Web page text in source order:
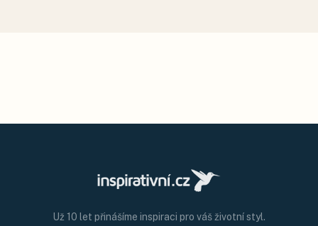
Už 10 let přinášíme inspiraci pro váš životní styl.